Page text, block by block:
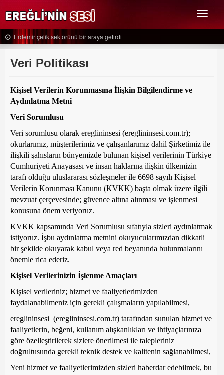
Menü
Erdemir çelik sektörünü bir araya getirdi
Veri Politikası
Kişisel Verilerin Korunmasına İlişkin Bilgilendirme ve
Aydınlatma Metni
Veri Sorumlusu
Veri sorumlusu olarak ereglininsesi (ereglininsesi.com.tr);
okurlarımız, müşterilerimiz ve çalışanlarımız dahil Şirketimiz ile
ilişkili şahısların bünyemizde bulunan kişisel verilerinin Türkiye
Cumhuriyeti Anayasası ve insan haklarına ilişkin ülkemizin
tarafı olduğu uluslararası sözleşmeler ile 6698 sayılı Kişisel
Verilerin Korunması Kanunu (KVKK) başta olmak üzere ilgili
mevzuat çerçevesinde; güvence altına alınması ve işlenmesi
konusuna önem veriyoruz.
KVKK kapsamında Veri Sorumlusu sıfatıyla sizleri aydınlatmak
istiyoruz. İşbu aydınlatma metnini okuyucularımızdan dikkatli
bir şekilde okuyarak kabul veya red beyanında bulunmalarını
önemle rica ederiz.
Kişisel Verilerinizin İşlenme Amaçları
Kişisel verileriniz; hizmet ve faaliyetlerimizden
faydalanabilmeniz için gerekli çalışmaların yapılabilmesi,
ereglininsesi (ereglininsesi.com.tr) tarafından sunulan hizmet ve
faaliyetlerin, beğeni, kullanım alışkanlıkları ve ihtiyaçlarınıza
göre özelleştirilerek sizlere önerilmesi ile talepleriniz
doğrultusunda gerekli teknik destek ve kalitenin sağlanabilmesi,
Yeni hizmet ve faaliyetlerimizden sizleri haberdar edebilmek, bu